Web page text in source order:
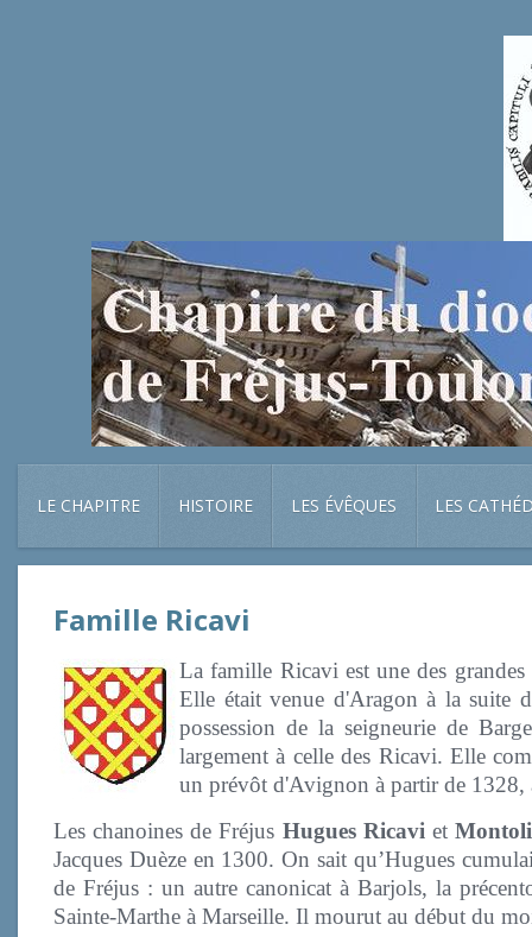
LE CHAPITRE HISTOIRE LES ÉVÊQUES LES
Famille Ricavi
La famille Ricavi est une des
Elle était venue d'Aragon à la suite
possession de la seigneurie de
largement à celle des Ricavi. Elle
un prévôt d'Avignon à partir de 1328,
Les chanoines de Fréjus Hugues Ricavi et
Jacques Duèze en 1300. On sait qu’Hugues
de Fréjus : un autre canonicat à Barjols, la
Sainte-Marthe à Marseille. Il mourut au début du